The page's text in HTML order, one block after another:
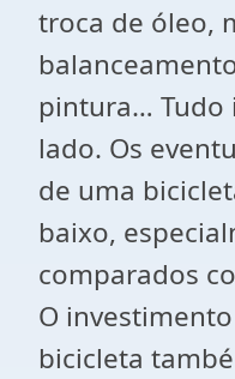
troca de óleo,
pintura… Tudo
lado. Os
de uma
baixo,
comparados
O
bicicleta